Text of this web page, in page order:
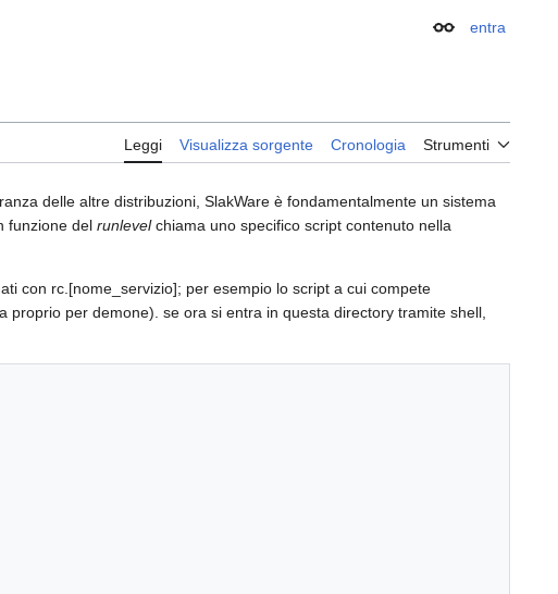
Aspetto
entra
Leggi Visualizza sorgente Cronologia Strumenti
delle altre distribuzioni, SlakWare è fondamentalmente un sistema
funzione del runlevelchiama uno specifico script contenuto nella
con rc.[nome_servizio]; per esempio lo script a cui compete
proprio per demone). se ora si entra in questa directory tramite shell,